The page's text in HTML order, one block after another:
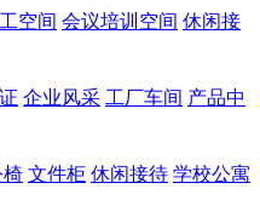
空间 会议培训空间 休闲接
企业风采 工厂车间 产品中
椅 文件柜 休闲接待 学校公寓